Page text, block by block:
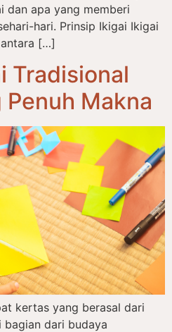
dan apa yang memberi
hari. Prinsip Ikigai Ikigai
[…]
Tradisional
Makna
kertas yang berasal dari
bagian dari budaya